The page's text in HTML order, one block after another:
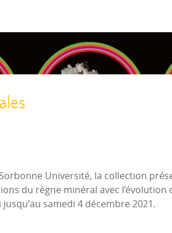
Université, la collection
du règne minéral avec
samedi 4 décembre 2021.